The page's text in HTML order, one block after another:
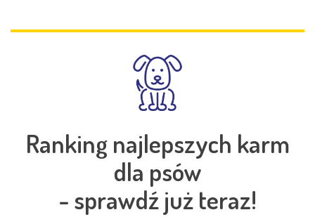
Ranking najlepszych karm
dla psów
- sprawdź już teraz!